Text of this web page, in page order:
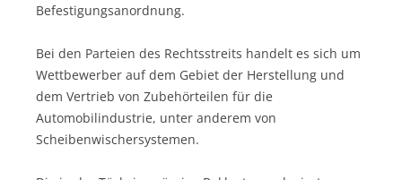
Befestigungsanordnung.
Bei den Parteien des Rechtsstreits handelt es sich um
Wettbewerber auf dem Gebiet der Herstellung und
dem Vertrieb von Zubehörteilen für die
Automobilindustrie, unter anderem von
Scheibenwischersystemen.